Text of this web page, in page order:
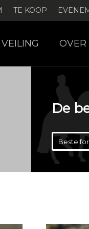
TE KOOP
VEILING OVER
De